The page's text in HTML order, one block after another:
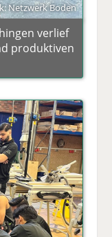
Netzwerk Boden
verlief
produktiven